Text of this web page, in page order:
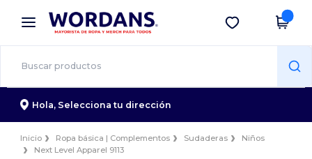
× App de Wordans
¡Mejores precios en app!
Descargar app
Hola, Selecciona tu dirección
Inicio Ropa básica | Complementos Sudaderas
Niños
Next Level Apparel 9113